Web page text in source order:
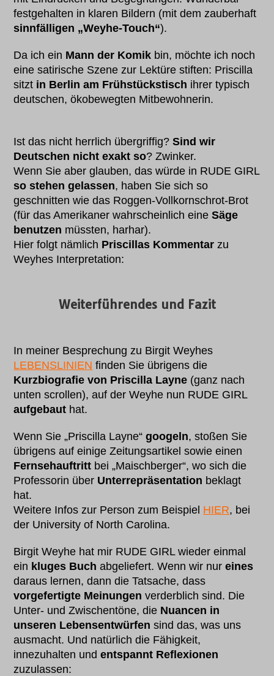
festgehalten in klaren Bildern (mit dem zauberhaft
sinnfälligen „Weyhe-Touch“).
Da ich ein Mann der Komik bin, möchte ich noch
eine satirische Szene zur Lektüre stiften: Priscilla
sitzt in Berlin am Frühstückstisch ihrer typisch
deutschen, ökobewegten Mitbewohnerin.
Ist das nicht herrlich übergriffig?Sind wir
Deutschen nicht exakt so? Zwinker.
Wenn Sie aber glauben, das würde in RUDE GIRL
so stehen gelassen, haben Sie sich so
geschnitten wie das Roggen-Vollkornschrot-Brot
(für das Amerikaner wahrscheinlich eineSäge
benutzen müssten, harhar).
Hier folgt nämlich Priscillas Kommentar zu
Weyhes Interpretation:
Weiterführendes und Fazit
In meiner Besprechung zu Birgit Weyhes
LEBENSLINIEN finden Sie übrigens die
Kurzbiografie von Priscilla Layne (ganz nach
unten scrollen), auf der Weyhe nun RUDE GIRL
aufgebaut hat.
Wenn Sie „Priscilla Layne“googeln, stoßen Sie
übrigens auf einige Zeitungsartikel sowie einen
Fernsehauftritt bei „Maischberger“, wo sich die
Professorin über Unterrepräsentation beklagt
hat.
Weitere Infos zur Person zum Beispiel HIER, bei
der University of North Carolina.
Birgit Weyhe hat mir RUDE GIRL wieder einmal
ein kluges Buch abgeliefert. Wenn wir nureines
daraus lernen, dann die Tatsache, dass
vorgefertigte Meinungen verderblich sind. Die
Unter- und Zwischentöne, die Nuancen in
unseren Lebensentwürfen sind das, was uns
ausmacht. Und natürlich die Fähigkeit,
innezuhalten undentspannt Reflexionen
zuzulassen: